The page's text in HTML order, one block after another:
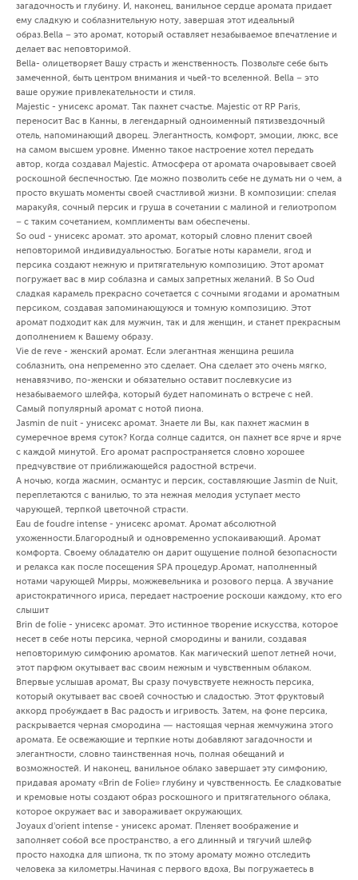
загадочность и глубину. И, наконец, ванильное сердце аромата придает
ему сладкую и соблазнительную ноту, завершая этот идеальный
образ.Bella – это аромат, который оставляет незабываемое впечатление и
делает вас неповторимой.
Bella- олицетворяет Вашу страсть и женственность. Позвольте себе быть
замеченной, быть центром внимания и чьей-то вселенной. Bella – это
ваше оружие привлекательности и стиля.
Majestic - унисекс аромат. Так пахнет счастье. Majestic от RP Paris,
переносит Вас в Канны, в легендарный одноименный пятизвездочный
отель, напоминающий дворец. Элегантность, комфорт, эмоции, люкс, все
на самом высшем уровне. Именно такое настроение хотел передать
автор, когда создавал Majestic. Атмосфера от аромата очаровывает своей
роскошной беспечностью. Где можно позволить себе не думать ни о чем, а
просто вкушать моменты своей счастливой жизни. В композиции: спелая
маракуйя, сочный персик и груша в сочетании с малиной и гелиотропом
– с таким сочетанием, комплименты вам обеспечены.
So oud - унисекс аромат. это аромат, который словно пленит своей
неповторимой индивидуальностью. Богатые ноты карамели, ягод и
персика создают нежную и притягательную композицию. Этот аромат
погружает вас в мир соблазна и самых запретных желаний. В So Oud
сладкая карамель прекрасно сочетается с сочными ягодами и ароматным
персиком, создавая запоминающуюся и томную композицию. Этот
аромат подходит как для мужчин, так и для женщин, и станет прекрасным
дополнением к Вашему образу.
Vie de reve - женский аромат. Если элегантная женщина решила
соблазнить, она непременно это сделает. Она сделает это очень мягко,
ненавязчиво, по-женски и обязательно оставит послевкусие из
незабываемого шлейфа, который будет напоминать о встрече с ней.
Самый популярный аромат с нотой пиона.
Jasmin de nuit - унисекс аромат. Знаете ли Вы, как пахнет жасмин в
сумеречное время суток? Когда солнце садится, он пахнет все ярче и ярче
с каждой минутой. Его аромат распространяется словно хорошее
предчувствие от приближающейся радостной встречи.
А ночью, когда жасмин, османтус и персик, составляющие Jasmin de Nuit,
переплетаются с ванилью, то эта нежная мелодия уступает место
чарующей, терпкой цветочной страсти.
Еau de foudre intense - унисекс аромат. Аромат абсолютной
ухоженности.Благородный и одновременно успокаивающий. Аромат
комфорта. Своему обладателю он дарит ощущение полной безопасности
и релакса как после посещения SPA процедур.Аромат, наполненный
нотами чарующей Мирры, можжевельника и розового перца. А звучание
аристократичного ириса, передает настроение роскоши каждому, кто его
слышит
Brin de folie - унисекс аромат. Это истинное творение искусства, которое
несет в себе ноты персика, черной смородины и ванили, создавая
неповторимую симфонию ароматов. Как магический шепот летней ночи,
этот парфюм окутывает вас своим нежным и чувственным облаком.
Впервые услышав аромат, Вы сразу почувствуете нежность персика,
который окутывает вас своей сочностью и сладостью. Этот фруктовый
аккорд пробуждает в Вас радость и игривость. Затем, на фоне персика,
раскрывается черная смородина — настоящая черная жемчужина этого
аромата. Ее освежающие и терпкие ноты добавляют загадочности и
элегантности, словно таинственная ночь, полная обещаний и
возможностей. И наконец, ванильное облако завершает эту симфонию,
придавая аромату «Brin de Folie» глубину и чувственность. Ее сладковатые
и кремовые ноты создают образ роскошного и притягательного облака,
которое окружает вас и завораживает окружающих.
Joyaux d’orient intense - унисекс аромат. Пленяет воображение и
заполняет собой все пространство, а его длинный и тягучий шлейф
просто находка для шпиона, тк по этому аромату можно отследить
человека за километры.Начиная с первого вдоха, Вы погружаетесь в